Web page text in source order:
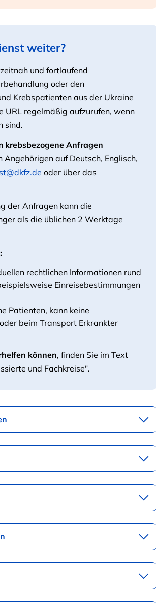
weiter?
und fortlaufend
oder den
Krebspatienten aus der Ukraine
URL regelmäßig aufzurufen, wenn
sind.
krebsbezogene Anfragen
auf Deutsch, Englisch,
oder über das
der Anfragen kann die
als die üblichen 2 Werktage
rechtlichen Informationen rund
Einreisebestimmungen
Patienten, kann keine
beim Transport Erkrankter
können, finden Sie im Text
und Fachkreise".